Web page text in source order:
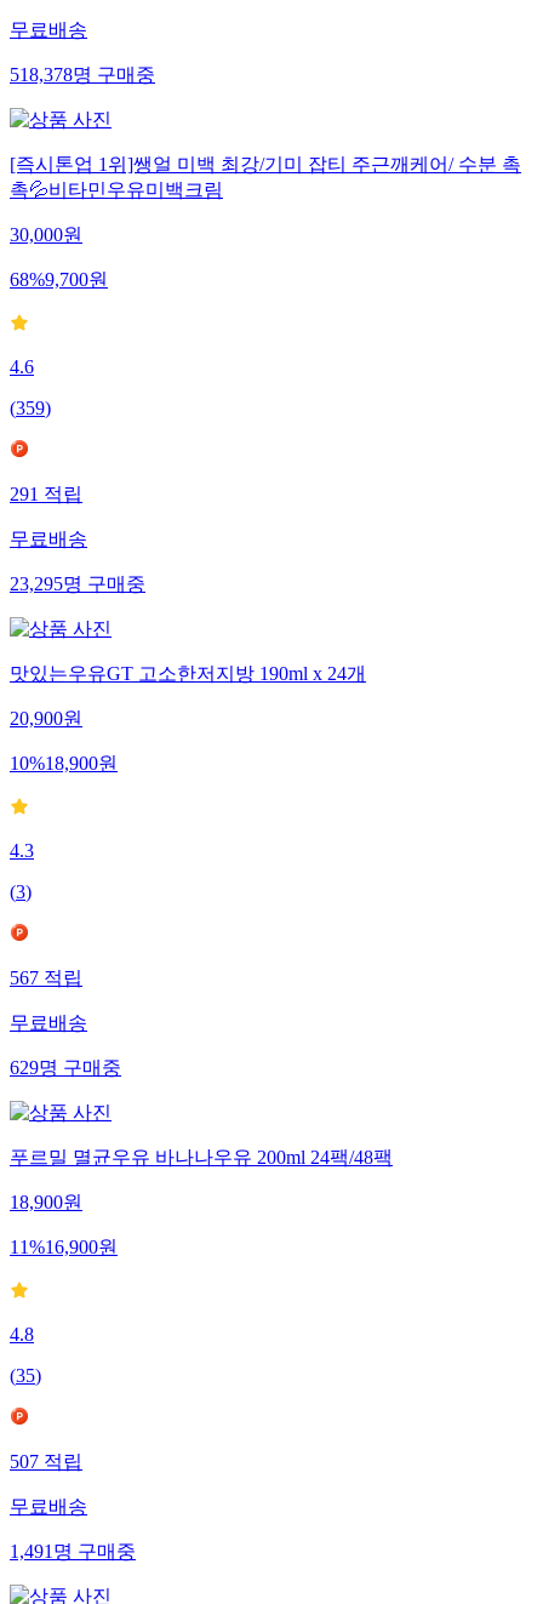
무료배송
518,378명구매중
[즉시톤업 1위]쌩얼 미백 최강/기미 잡티 주근깨케어/ 수분 촉
촉💦비타민우유미백크림
30,000원
68%9,700원
4.6
(359)
291적립
무료배송
23,295명구매중
맛있는우유GT 고소한저지방 190ml x 24개
20,900원
10%18,900원
4.3
(3)
567적립
무료배송
629명구매중
푸르밀 멸균우유 바나나우유 200ml 24팩/48팩
18,900원
11%16,900원
4.8
(35)
507적립
무료배송
1,491명구매중